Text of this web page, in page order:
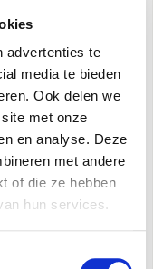
advertenties te
media te bieden
Ook delen we
met onze
en analyse. Deze
met andere
of die ze hebben
hun services.
laat klinken
voor